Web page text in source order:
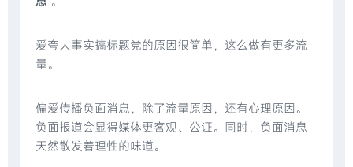
爱夸大事实搞标题党的原因很简单，这么做有更多流
量。
偏爱传播负面消息，除了流量原因，还有心理原因。
负面报道会显得媒体更客观、公证。同时，负面消息
天然散发着理性的味道。